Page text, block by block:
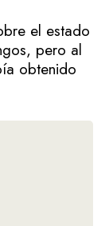
el estado
pero al
obtenido